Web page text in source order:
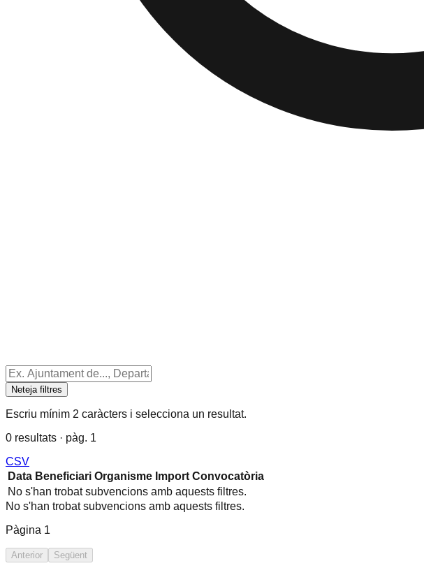
Neteja filtres
Escriu mínim 2 caràcters i selecciona un resultat.
0 resultats · pàg. 1
CSV
Data Beneficiari Organisme Import Convocatòria
No s'han trobat subvencions amb aquests filtres.
No s'han trobat subvencions amb aquests filtres.
Pàgina 1
Anterior Següent